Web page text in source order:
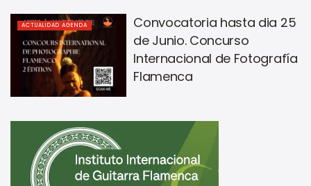
ACTUALIDAD AGENDA
Convocatoria hasta dia 25
de Junio. Concurso
Internacional de Fotografía
Flamenca